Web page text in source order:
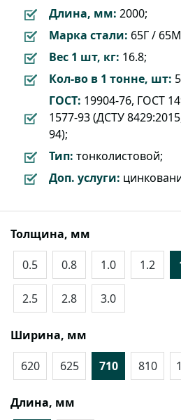
Длина, мм: 2000;
Марка стали: 65Г /
Вес 1 шт, кг: 16.8;
Кол-во в 1 тонне, шт:
ГОСТ: 19904-76, ГОСТ
1577-93 (ДСТУ
94);
Тип: тонколистовой;
Доп. услуги:
Толщина, мм
0.5
0.8 1.0 1.2
2.5 2.8 3.0
Ширина, мм
620
625 710 810
Длина, мм